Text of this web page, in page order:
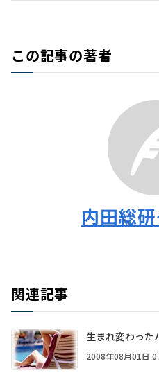
この記事の著者
内田総
関連記事
生まれ変わった
2008年08月01日